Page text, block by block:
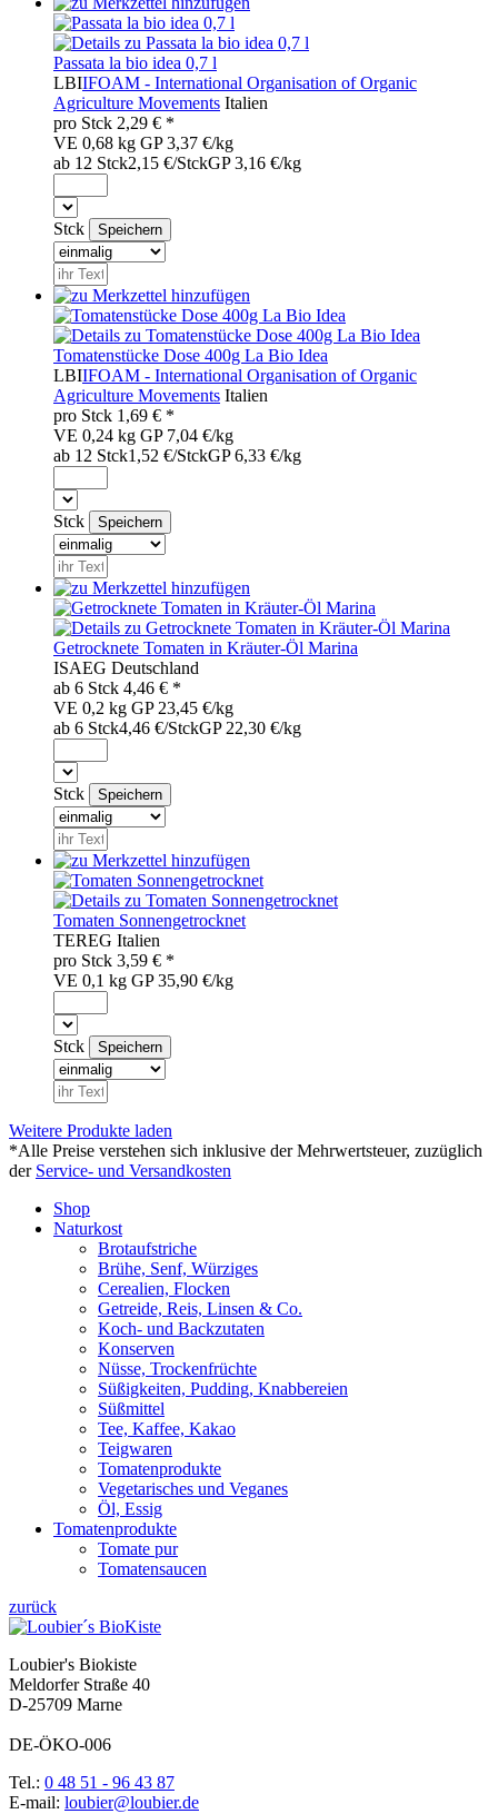
Passata la bio idea 0,7 l
LBIIFOAM - International Organisation of Organic
Agriculture Movements Italien
pro Stck 2,29 € *
VE 0,68 kg GP 3,37 €/kg
ab 12 Stck2,15 €/StckGP 3,16 €/kg
Stck
Tomatenstücke Dose 400g La Bio Idea
LBIIFOAM - International Organisation of Organic
Agriculture Movements Italien
pro Stck 1,69 € *
VE 0,24 kg GP 7,04 €/kg
ab 12 Stck1,52 €/StckGP 6,33 €/kg
Stck
Getrocknete Tomaten in Kräuter-Öl Marina
ISAEG Deutschland
ab 6 Stck 4,46 € *
VE 0,2 kg GP 23,45 €/kg
ab 6 Stck4,46 €/StckGP 22,30 €/kg
Stck
Tomaten Sonnengetrocknet
TEREG Italien
pro Stck 3,59 € *
VE 0,1 kg GP 35,90 €/kg
Stck
Weitere Produkte laden
*Alle Preise verstehen sich inklusive der Mehrwertsteuer, zuzüglich
der Service- und Versandkosten
Shop
Naturkost
Brotaufstriche
Brühe, Senf, Würziges
Cerealien, Flocken
Getreide, Reis, Linsen & Co.
Koch- und Backzutaten
Konserven
Nüsse, Trockenfrüchte
Süßigkeiten, Pudding, Knabbereien
Süßmittel
Tee, Kaffee, Kakao
Teigwaren
Tomatenprodukte
Vegetarisches und Veganes
Öl, Essig
Tomatenprodukte
Tomate pur
Tomatensaucen
zurück
Loubier's Biokiste
Meldorfer Straße 40
D-25709 Marne
DE-ÖKO-006
Tel.: 0 48 51 - 96 43 87
E-mail: loubier@loubier.de